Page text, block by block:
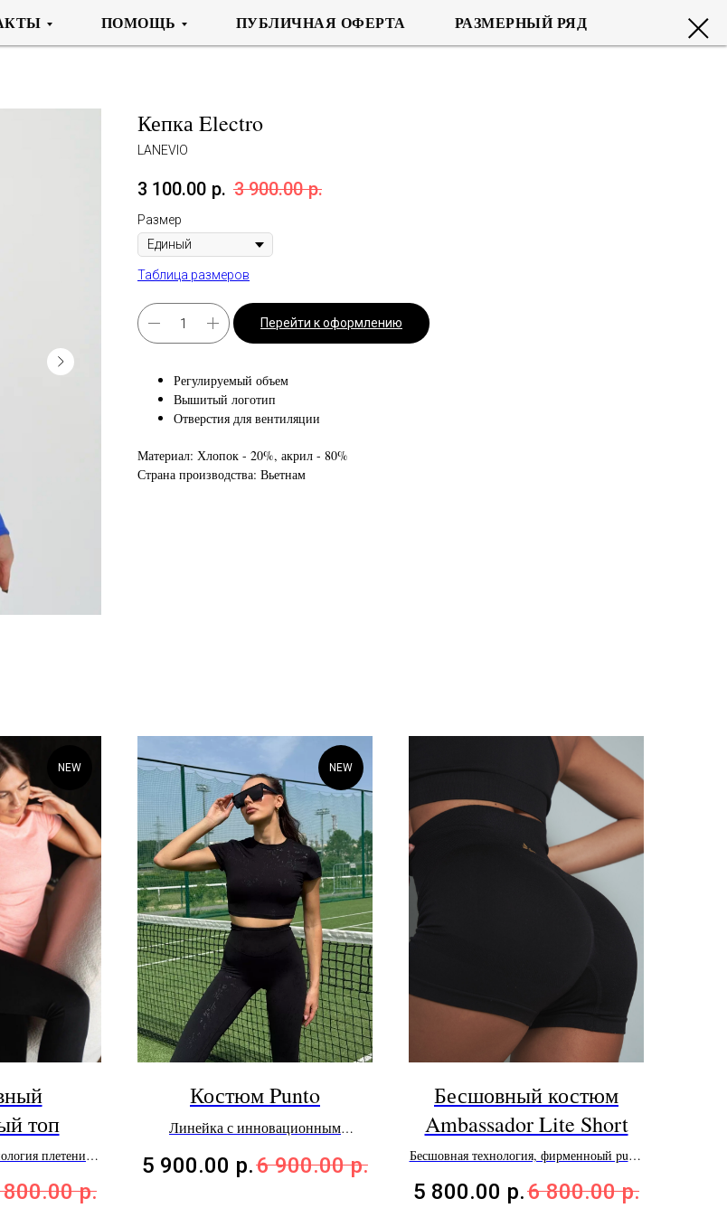
Кепка Electro
LANEVIO
3 100.00 р. 3 900.00 р.
Размер
Таблица размеров
Перейти к оформлению
Регулируемый объем
Вышитый логотип
Отверстия для вентиляции
Материал: Хлопок - 20%, акрил - 80%
Страна производства: Вьетнам
NEW
топ
плетения
р.
NEW
Костюм Punto
Линейка с инновационным
5 900.00 р.6 900.00 р.
Бесшовный костюм
Ambassador Lite Short
Бесшовная технология, фирменноый push-
5 800.00 р.6 800.00 р.
ПОМОЩЬ ПУБЛИЧНАЯ ОФЕРТА РАЗМЕРНЫЙ РЯД